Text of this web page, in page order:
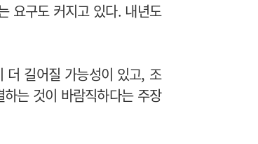
요구도 커지고 있다. 내년도
더 길어질 가능성이 있고, 조
는 것이 바람직하다는 주장